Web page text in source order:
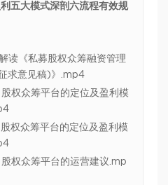
五大模式深剖六流程有效规
读《私募股权众筹融资管理
求意见稿)》.mp4
权众筹平台的定位及盈利模
权众筹平台的定位及盈利模
权众筹平台的运营建议.mp